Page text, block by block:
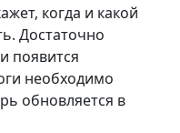
когда и какой
Достаточно
появится
необходимо
обновляется в